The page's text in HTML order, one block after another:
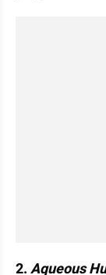
2. Aqueous